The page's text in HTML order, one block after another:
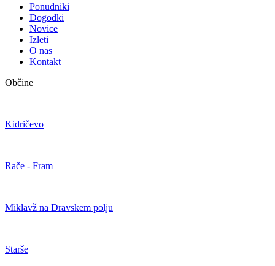
Ponudniki
Dogodki
Novice
Izleti
O nas
Kontakt
Občine
Kidričevo
Rače - Fram
Miklavž na Dravskem polju
Starše